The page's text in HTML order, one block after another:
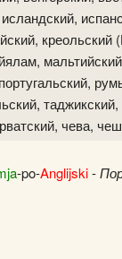
чева,
-po-Anglijski-